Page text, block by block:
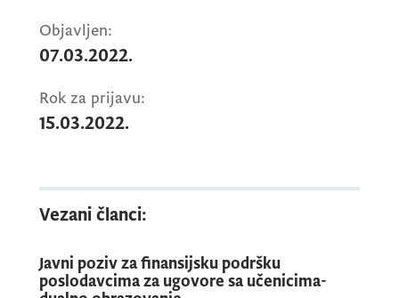
Objavljen:
07.03.2022.
Rok za prijavu:
15.03.2022.
Vezani članci:
Javni poziv za finansijsku podršku
poslodavcima za ugovore sa učenicima-